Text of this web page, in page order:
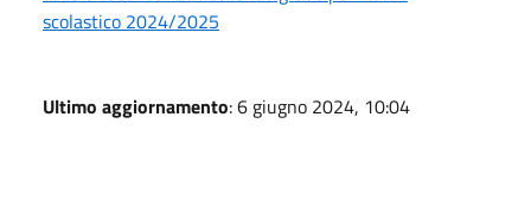
scolastico 2024/2025
Ultimo aggiornamento: 6 giugno 2024, 10:04